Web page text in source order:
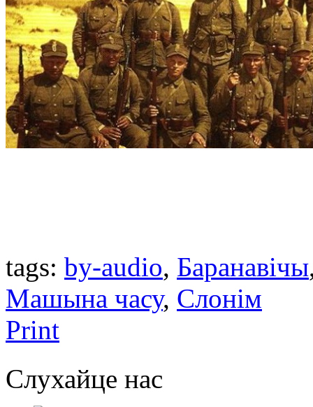
tags: by-audio, Баранавічы
Машына часу, Слонім
Print
Слухайце нас